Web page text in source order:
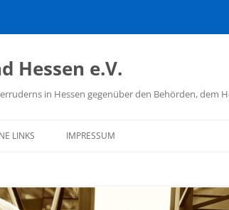
Hessen e.V.
in Hessen gegenüber den Behörden, dem
LINKS IMPRESSUM